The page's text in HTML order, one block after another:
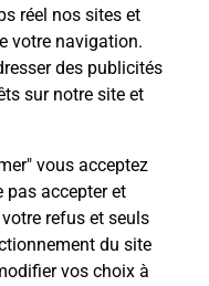
réel nos sites et
votre navigation.
des publicités
sur notre site et
vous acceptez
pas accepter et
refus et seuls
du site
vos choix à
toutes les